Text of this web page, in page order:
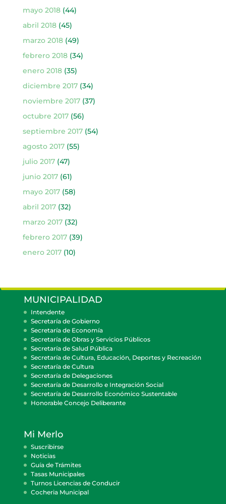
mayo 2018(44)
abril 2018(45)
marzo 2018(49)
febrero 2018(34)
enero 2018(35)
diciembre 2017(34)
noviembre 2017(37)
octubre 2017(56)
septiembre 2017(54)
agosto 2017(55)
julio 2017(47)
junio 2017(61)
mayo 2017(58)
abril 2017(32)
marzo 2017(32)
febrero 2017(39)
enero 2017(10)
MUNICIPALIDAD
Intendente
Secretaría de Gobierno
Secretaría de Economía
Secretaría de Obras y Servicios Públicos
Secretaría de Salud Pública
Secretaría de Cultura, Educación, Deportes y Recreación
Secretaría de Cultura
Secretaría de Delegaciones
Secretaría de Desarrollo e Integración Social
Secretaría de Desarrollo Económico Sustentable
Honorable Concejo Deliberante
Mi Merlo
Suscribirse
Noticias
Guía de Trámites
Tasas Municipales
Turnos Licencias de Conducir
Cocheria Municipal